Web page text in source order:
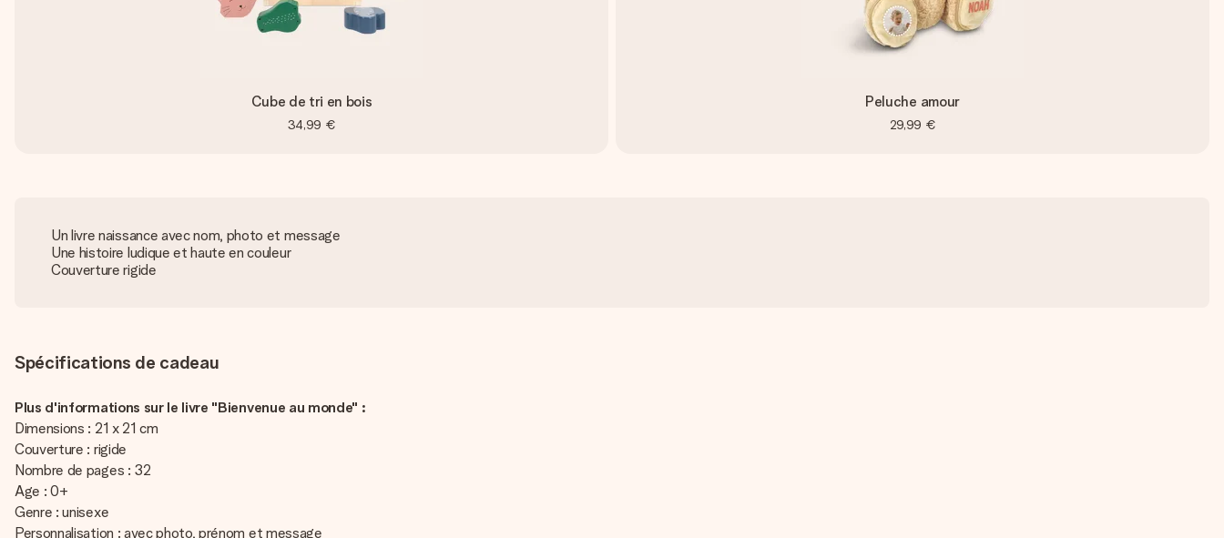
Cube de tri en bois
34,99 €
Peluche amour
29,99 €
Un livre naissance avec nom, photo et message
Une histoire ludique et haute en couleur
Couverture rigide
Spécifications de cadeau
Plus d'informations sur le livre "Bienvenue au monde" :
Dimensions : 21 x 21 cm
Couverture : rigide
Nombre de pages : 32
Age : 0+
Genre : unisexe
Personnalisation : avec photo, prénom et message